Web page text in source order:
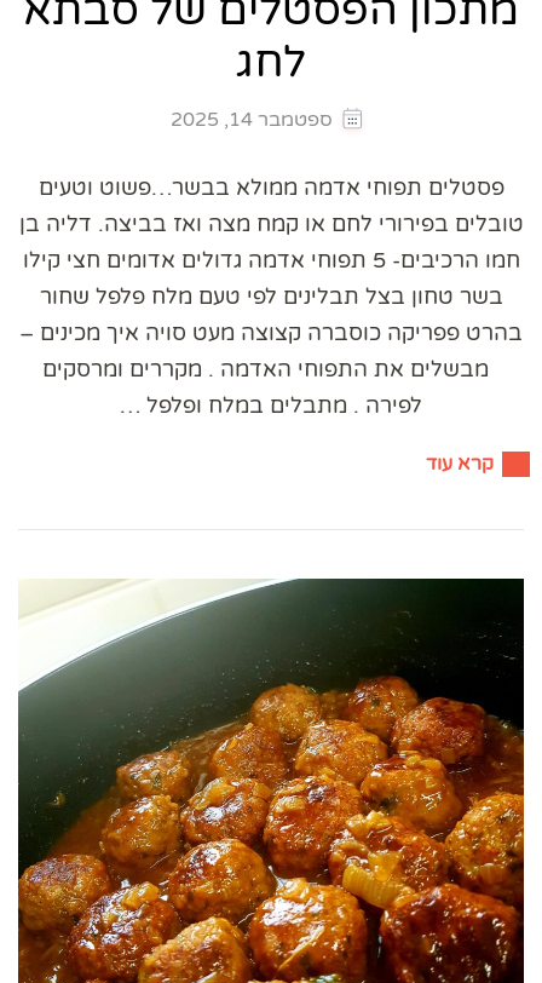
לחג
ספטמבר 14, 2025
פסטלים תפוחי אדמה ממולא בבשר…פשוט וטעים
טובלים בפירורי לחם או קמח מצה ואז בביצה. דליה בן
חמו הרכיבים- 5 תפוחי אדמה גדולים אדומים חצי קילו
בשר טחון בצל תבלינים לפי טעם מלח פלפל שחור
בהרט פפריקה כוסברה קצוצה מעט סויה איך מכינים –
מבשלים את התפוחי האדמה . מקררים ומרסקים
לפירה . מתבלים במלח ופלפל …
קרא עוד